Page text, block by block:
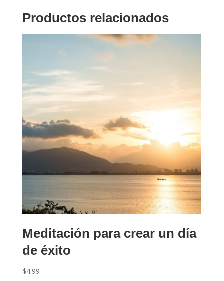
Productos relacionados
Meditación para crear un día
de éxito
$4.99